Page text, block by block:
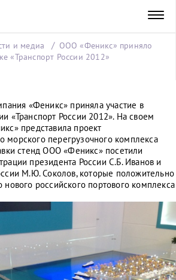
и медиа
ООО «Феникс» приняло
«Транспорт России 2012»
«Феникс» приняла участие в
«Транспорт России 2012». На своем
представила проект
морского перегрузочного комплекса
стенд ООО «Феникс» посетили
президента России С.Б. Иванов и
М.Ю. Соколов, которые положительно
нового российского портового комплекса